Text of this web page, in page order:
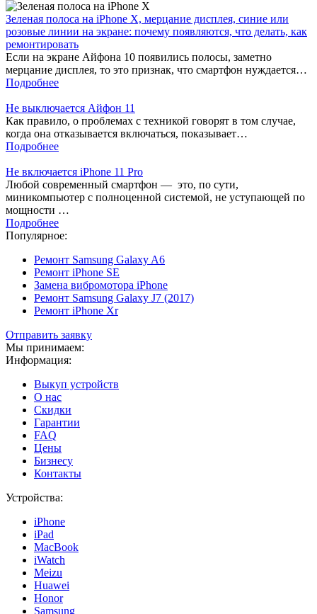
Зеленая полоса на iPhone X, мерцание дисплея, синие или
розовые линии на экране: почему появляются, что делать, как
ремонтировать
Если на экране Айфона 10 появились полосы, заметно
мерцание дисплея, то это признак, что смартфон нуждается…
Подробнее
Не выключается Айфон 11
Как правило, о проблемах с техникой говорят в том случае,
когда она отказывается включаться, показывает…
Подробнее
Не включается iPhone 11 Pro
Любой современный смартфон — это, по сути,
миникомпьютер с полноценной системой, не уступающей по
мощности …
Подробнее
Популярное:
Ремонт Samsung Galaxy A6
Ремонт iPhone SE
Замена вибромотора iPhone
Ремонт Samsung Galaxy J7 (2017)
Ремонт iPhone Xr
Отправить заявку
Мы принимаем:
Информация:
Выкуп устройств
О нас
Скидки
Гарантии
FAQ
Цены
Бизнесу
Контакты
Устройства:
iPhone
iPad
MacBook
iWatch
Meizu
Huawei
Honor
Samsung